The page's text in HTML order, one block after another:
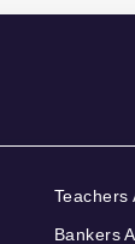
Teachers
Bankers